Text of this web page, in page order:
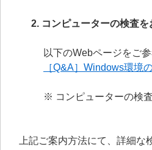
2. コンピューターの検査を
以下のWebページをご
［Q&A］Windows環境
※ コンピューターの検
上記ご案内方法にて、詳細